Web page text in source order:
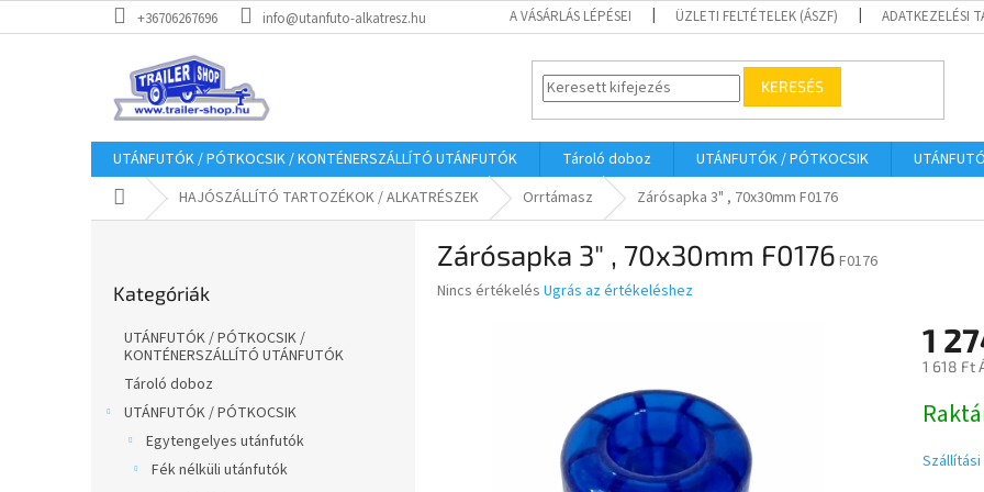
a
+36706267696 info@utanfuto-alkatresz.hu A VÁSÁRLÁS LÉPÉSEI ÜZLETI FELTÉTELEK (ÁSZF) ADATKEZELÉSI
KERESÉS
UTÁNFUTÓK / PÓTKOCSIK / KONTÉNERSZÁLLÍTÓ UTÁNFUTÓK Tároló doboz UTÁNFUTÓK / PÓTKOCSIK
KezdőlapHAJÓSZÁLLÍTÓ TARTOZÉKOK / ALKATRÉSZEK Orrtámasz Zárósapka 3" , 70x30mm F0176
átugrása
Kategóriák
UTÁNFUTÓK / PÓTKOCSIK /
KONTÉNERSZÁLLÍTÓ UTÁNFUTÓK
Tároló doboz
UTÁNFUTÓK / PÓTKOCSIK
Egytengelyes utánfutók
Fék nélküli utánfutók
Zárósapka 3" , 70x30mm F0176 F0176
A
Nincs értékelés Ugrás az értékeléshez
1
1 618 Ft